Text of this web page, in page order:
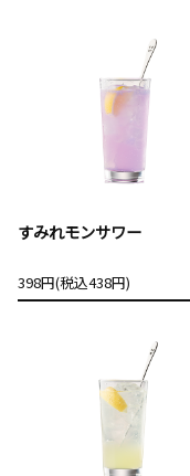
すみれモンサワー
398円(税込438円)